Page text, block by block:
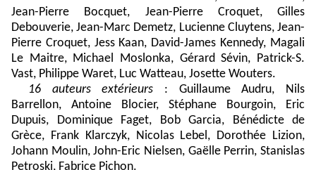
Jean-Pierre Bocquet, Jean-Pierre Croquet, Gilles
Debouverie, Jean-Marc Demetz, Lucienne Cluytens, Jean-
Pierre Croquet, Jess Kaan, David-James Kennedy, Magali
Le Maitre, Michael Moslonka, Gérard Sévin, Patrick-S.
Vast, Philippe Waret, Luc Watteau, Josette Wouters.
16 auteurs extérieurs : Guillaume Audru, Nils
Barrellon, Antoine Blocier, Stéphane Bourgoin, Eric
Dupuis, Dominique Faget, Bob Garcia, Bénédicte de
Grèce, Frank Klarczyk, Nicolas Lebel, Dorothée Lizion,
Johann Moulin, John-Eric Nielsen, Gaëlle Perrin, Stanislas
Petroski, Fabrice Pichon.